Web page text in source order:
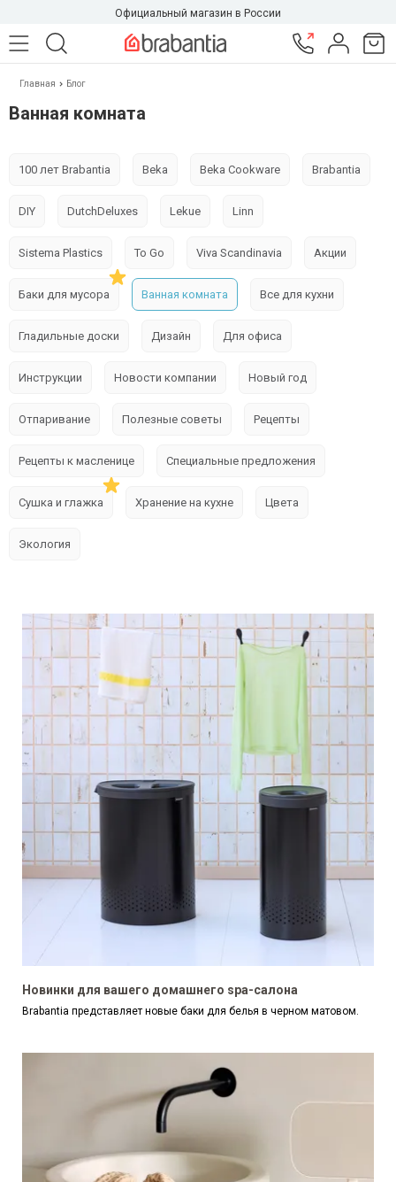
Официальный магазин в России
Главная Блог
Ванная комната
100 лет Brabantia Beka Beka Cookware Brabantia
DIY DutchDeluxes Lekue Linn
Sistema Plastics To Go Viva Scandinavia Акции
Баки для мусора Ванная комната Все для кухни
Гладильные доски Дизайн Для офиса
Инструкции Новости компании Новый год
Отпаривание Полезные советы Рецепты
Рецепты к масленице Специальные предложения
Сушка и глажка Хранение на кухне Цвета
Экология
Новинки для вашего домашнего spa-салона
Brabantia представляет новые баки для белья в черном матовом.